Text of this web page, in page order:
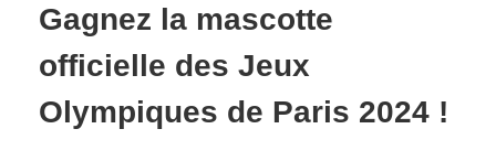
Gagnez la mascotte
officielle des Jeux
Olympiques de Paris 2024 !